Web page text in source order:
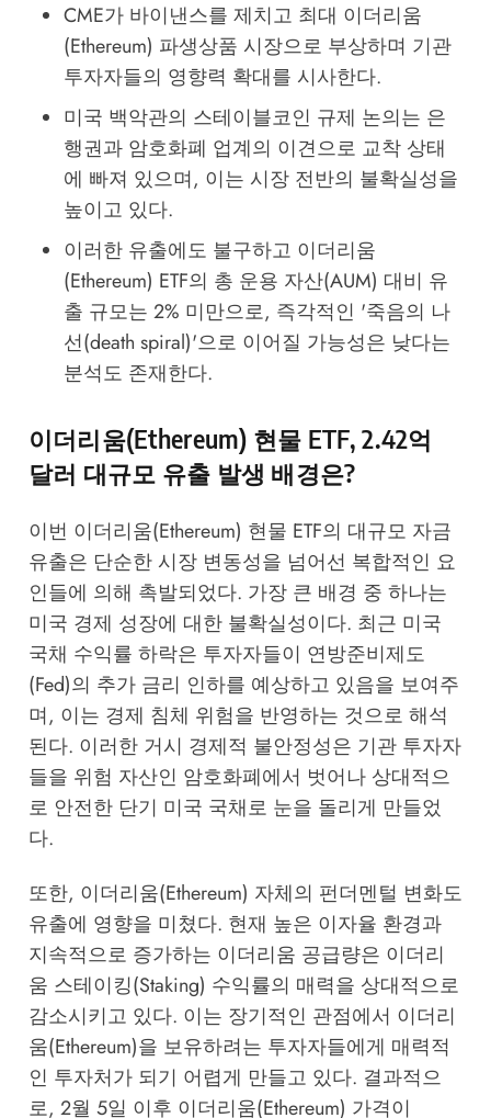
CME가 바이낸스를 제치고 최대 이더리움
(Ethereum) 파생상품 시장으로 부상하며 기관
투자자들의 영향력 확대를 시사한다.
미국 백악관의 스테이블코인 규제 논의는 은
행권과 암호화폐 업계의 이견으로 교착 상태
에 빠져 있으며, 이는 시장 전반의 불확실성을
높이고 있다.
이러한 유출에도 불구하고 이더리움
(Ethereum) ETF의 총 운용 자산(AUM) 대비 유
출 규모는 2% 미만으로, 즉각적인 '죽음의 나
선(death spiral)'으로 이어질 가능성은 낮다는
분석도 존재한다.
이더리움(Ethereum) 현물 ETF, 2.42억
달러 대규모 유출 발생 배경은?
이번 이더리움(Ethereum) 현물 ETF의 대규모 자금
유출은 단순한 시장 변동성을 넘어선 복합적인 요
인들에 의해 촉발되었다. 가장 큰 배경 중 하나는
미국 경제 성장에 대한 불확실성이다. 최근 미국
국채 수익률 하락은 투자자들이 연방준비제도
(Fed)의 추가 금리 인하를 예상하고 있음을 보여주
며, 이는 경제 침체 위험을 반영하는 것으로 해석
된다. 이러한 거시 경제적 불안정성은 기관 투자자
들을 위험 자산인 암호화폐에서 벗어나 상대적으
로 안전한 단기 미국 국채로 눈을 돌리게 만들었
다.
또한, 이더리움(Ethereum) 자체의 펀더멘털 변화도
유출에 영향을 미쳤다. 현재 높은 이자율 환경과
지속적으로 증가하는 이더리움 공급량은 이더리
움 스테이킹(Staking) 수익률의 매력을 상대적으로
감소시키고 있다. 이는 장기적인 관점에서 이더리
움(Ethereum)을 보유하려는 투자자들에게 매력적
인 투자처가 되기 어렵게 만들고 있다. 결과적으
로, 2월 5일 이후 이더리움(Ethereum) 가격이